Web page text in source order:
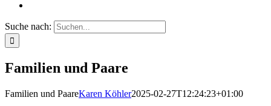
Suche nach:
Familien und Paare
Familien und PaareKaren Köhler2025-02-27T12:24:23+01:00